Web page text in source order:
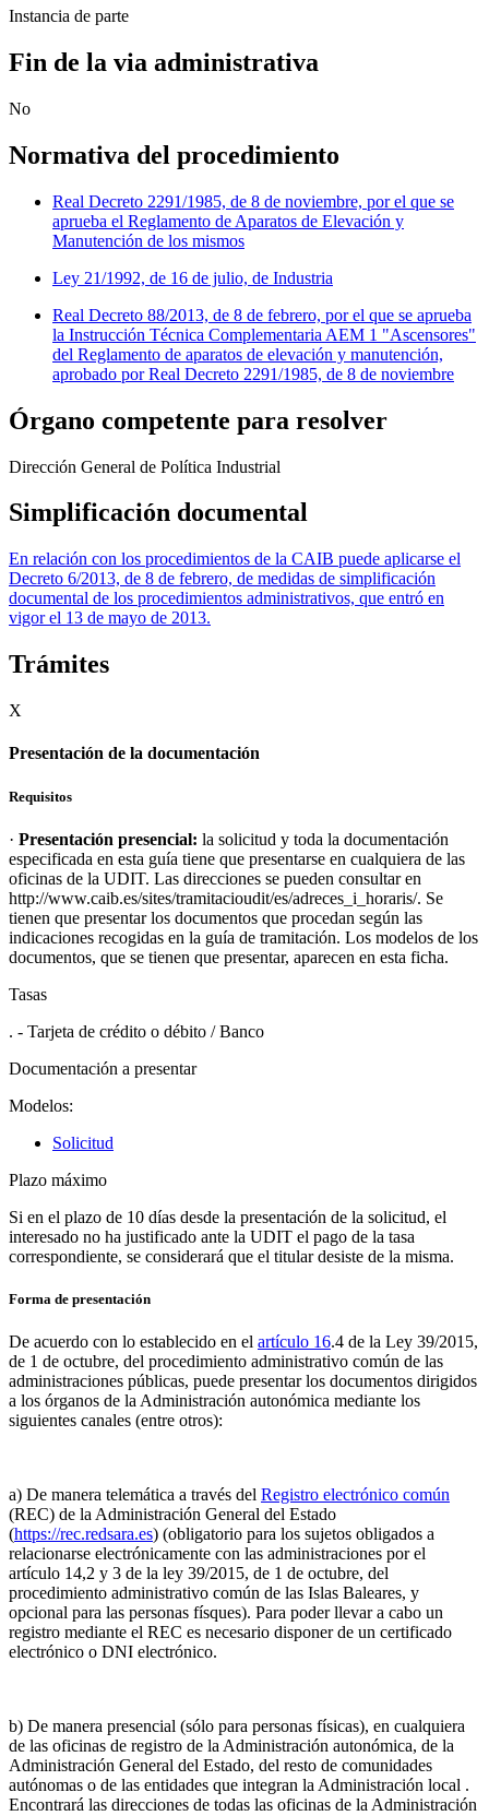
Instancia de parte
Fin de la via administrativa
No
Normativa del procedimiento
Real Decreto 2291/1985, de 8 de noviembre, por el que se
aprueba el Reglamento de Aparatos de Elevación y
Manutención de los mismos
Ley 21/1992, de 16 de julio, de Industria
Real Decreto 88/2013, de 8 de febrero, por el que se aprueba
la Instrucción Técnica Complementaria AEM 1 "Ascensores"
del Reglamento de aparatos de elevación y manutención,
aprobado por Real Decreto 2291/1985, de 8 de noviembre
Órgano competente para resolver
Dirección General de Política Industrial
Simplificación documental
En relación con los procedimientos de la CAIB puede aplicarse el
Decreto 6/2013, de 8 de febrero, de medidas de simplificación
documental de los procedimientos administrativos, que entró en
vigor el 13 de mayo de 2013.
Trámites
X
Presentación de la documentación
Requisitos
· Presentación presencial: la solicitud y toda la documentación
especificada en esta guía tiene que presentarse en cualquiera de las
oficinas de la UDIT. Las direcciones se pueden consultar en
http://www.caib.es/sites/tramitacioudit/es/adreces_i_horaris/. Se
tienen que presentar los documentos que procedan según las
indicaciones recogidas en la guía de tramitación. Los modelos de los
documentos, que se tienen que presentar, aparecen en esta ficha.
Tasas
. - Tarjeta de crédito o débito / Banco
Documentación a presentar
Modelos:
Solicitud
Plazo máximo
Si en el plazo de 10 días desde la presentación de la solicitud, el
interesado no ha justificado ante la UDIT el pago de la tasa
correspondiente, se considerará que el titular desiste de la misma.
Forma de presentación
De acuerdo con lo establecido en el artículo 16.4 de la Ley 39/2015,
de 1 de octubre, del procedimiento administrativo común de las
administraciones públicas, puede presentar los documentos dirigidos
a los órganos de la Administración autonómica mediante los
siguientes canales (entre otros):
a) De manera telemática a través del Registro electrónico común
(REC) de la Administración General del Estado
(https://rec.redsara.es) (obligatorio para los sujetos obligados a
relacionarse electrónicamente con las administraciones por el
artículo 14,2 y 3 de la ley 39/2015, de 1 de octubre, del
procedimiento administrativo común de las Islas Baleares, y
opcional para las personas físques). Para poder llevar a cabo un
registro mediante el REC es necesario disponer de un certificado
electrónico o DNI electrónico.
b) De manera presencial (sólo para personas físicas), en cualquiera
de las oficinas de registro de la Administración autonómica, de la
Administración General del Estado, del resto de comunidades
autónomas o de las entidades que integran la Administración local .
Encontrará las direcciones de todas las oficinas de la Administración